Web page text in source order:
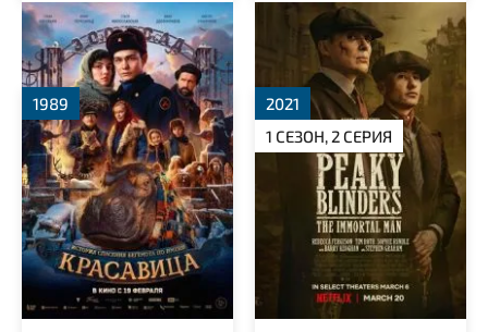
Красавица
Острые козырьки:
Бессмертный человек
1989
2021
1 СЕЗОН, 2 СЕРИЯ